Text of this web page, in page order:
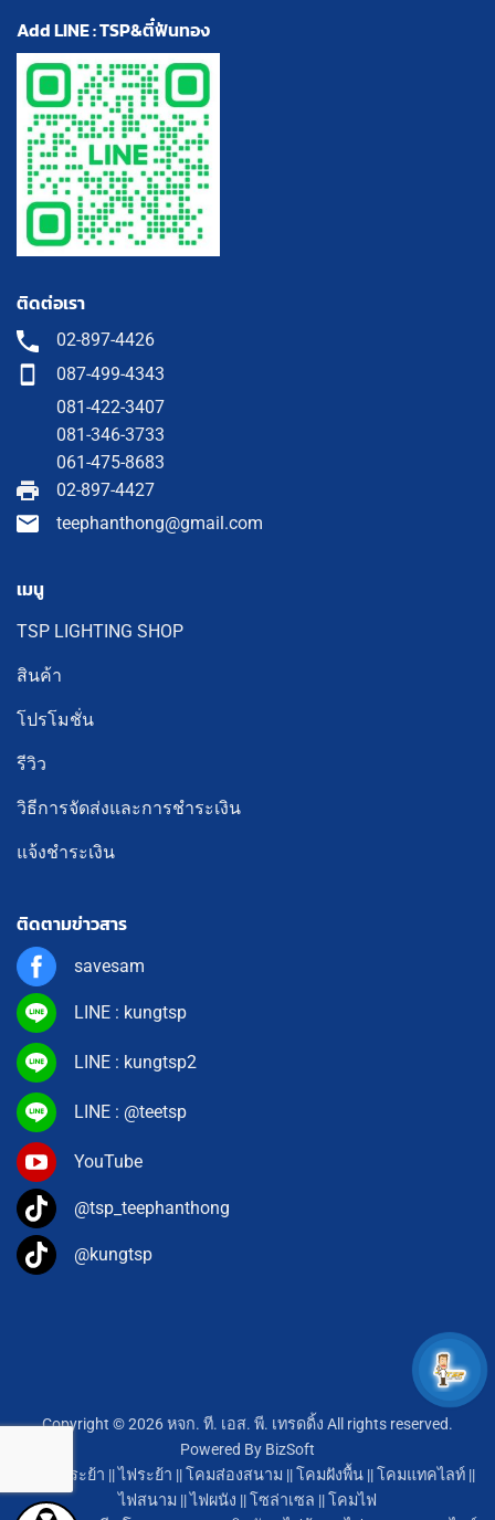
Add LINE : TSP&ตี๋ฟันทอง
ติดต่อเรา
02-897-4426
087-499-4343
081-422-3407
081-346-3733
061-475-8683
02-897-4427
teephanthong@gmail.com
เมนู
TSP LIGHTING SHOP
สินค้า
โปรโมชั่น
รีวิว
วิธีการจัดส่งและการชำระเงิน
แจ้งชำระเงิน
ติดตามข่าวสาร
savesam
LINE : kungtsp
LINE : kungtsp2
LINE : @teetsp
YouTube
@tsp_teephanthong
@kungtsp
Copyright © 2026 หจก. ที. เอส. พี. เทรดดิ้ง All rights reserved.
Powered By BizSoft
โคมไฟระย้า ||ไฟระย้า ||โคมส่องสนาม ||โคมฝังพื้น||โคมแทคไลท์||
ไฟสนาม ||ไฟผนัง ||โซล่าเซล ||โคมไฟ